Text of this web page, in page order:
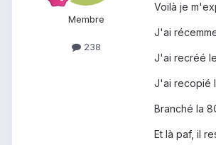
Membre
238
Voilà je
J'ai
J'ai recréé
J'ai recopié
Branché la
Et là paf, il